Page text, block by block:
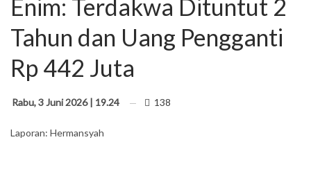
Enim: Terdakwa Dituntut 2
Tahun dan Uang Pengganti
Rp 442 Juta
Rabu, 3 Juni 2026 | 19.24 138
Laporan: Hermansyah